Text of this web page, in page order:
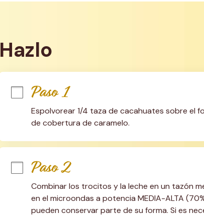
Hazlo
Paso 1
Espolvorear 1/4 taza de cacahuates sobre el
de cobertura de caramelo.
Paso 2
Combinar los trocitos y la leche en un tazón
en el microondas a potencia MEDIA-ALTA
pueden conservar parte de su forma. Si es